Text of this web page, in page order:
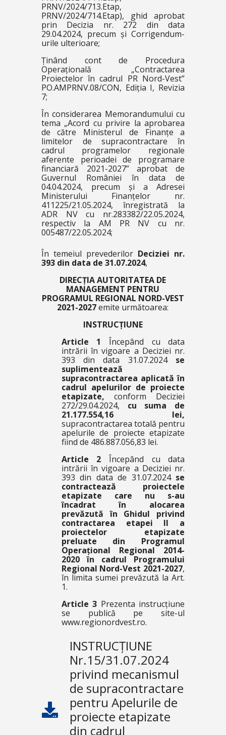
PRNV/2024/713.Etap,
PRNV/2024/714.Etap), ghid aprobat
prin Decizia nr. 272 din data
29.04.2024, precum și Corrigendum-
urile ulterioare;
Ținând cont de Procedura
Operațională „Contractarea
Proiectelor în cadrul PR Nord-Vest”
PO.AMPRNV.08/CON, Ediția I, Revizia
7;
În considerarea Memorandumului cu
tema „Acord cu privire la aprobarea
de către Ministerul de Finanțe a
limitelor de supracontractare în
cadrul programelor regionale
aferente perioadei de programare
financiară 2021-2027” aprobat de
Guvernul României în data de
04.04.2024, precum și a Adresei
Ministerului Finanțelor nr.
411225/21.05.2024, înregistrată la
ADR NV cu nr.283382/22.05.2024,
respectiv la AM PR NV cu nr.
005487/22.05.2024;
În temeiul prevederilor Deciziei nr.
393 din data de 31.07.2024,
DIRECȚIA AUTORITATEA DE
MANAGEMENT PENTRU
PROGRAMUL REGIONAL NORD-VEST
2021-2027emite următoarea:
INSTRUCȚIUNE
Article 1 Începând cu data
intrării în vigoare a Deciziei nr.
393 din data 31.07.2024 se
suplimentează
supracontractarea aplicată în
cadrul apelurilor de proiecte
etapizate, conform Deciziei
272/29.04.2024, cu suma de
21.177.554,16 lei,
supracontractarea totală pentru
apelurile de proiecte etapizate
fiind de 486.887.056,83 lei.
Article 2 Începând cu data
intrării în vigoare a Deciziei nr.
393 din data de 31.07.2024 se
contractează proiectele
etapizate care nu s-au
încadrat în alocarea
prevăzută în Ghidul privind
contractarea etapei II a
proiectelor etapizate
preluate din Programul
Operațional Regional 2014-
2020 în cadrul Programului
Regional Nord-Vest 2021-2027,
în limita sumei prevăzută la Art.
1.
Article 3 Prezenta instrucțiune
se publică pe site-ul
www.regionordvest.ro.
INSTRUCȚIUNE
Nr.15/31.07.2024
privind mecanismul
de supracontractare
pentru Apelurile de
proiecte etapizate
din cadrul